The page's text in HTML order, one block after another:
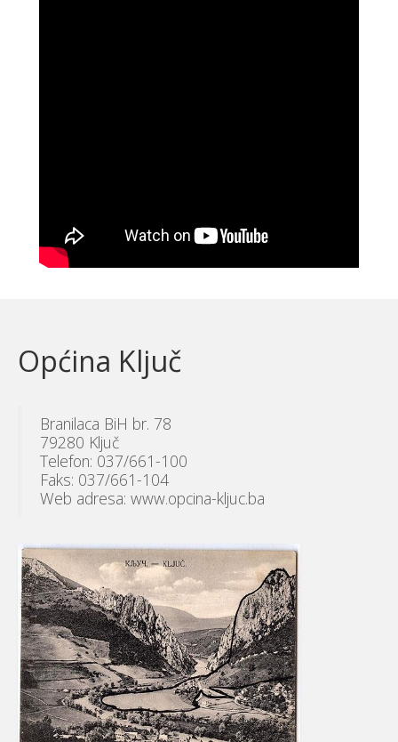
Općina Ključ
Branilaca BiH br. 78
79280 Ključ
Telefon: 037/661-100
Faks: 037/661-104
Web adresa: www.opcina-kljuc.ba